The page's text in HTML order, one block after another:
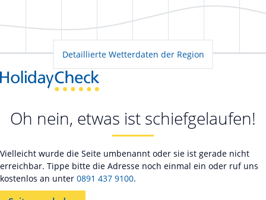
Detaillierte Wetterdaten der Region
Oh nein, etwas ist schiefgelaufen!
Vielleicht wurde die Seite umbenannt oder sie ist gerade nicht
erreichbar. Tippe bitte die Adresse noch einmal ein oder ruf uns
kostenlos an unter 0891 437 9100.